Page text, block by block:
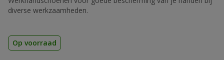
diverse werkzaamheden.
Op voorraad